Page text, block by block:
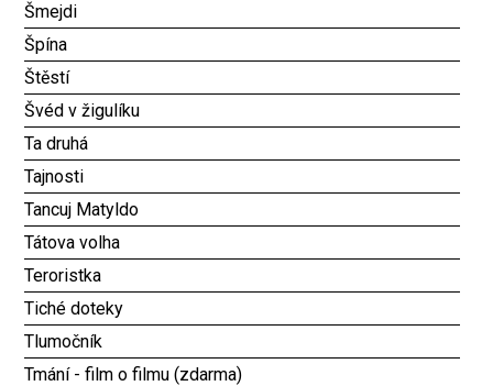
Šmejdi
Špína
Štěstí
Švéd v žigulíku
Ta druhá
Tajnosti
Tancuj Matyldo
Tátova volha
Teroristka
Tiché doteky
Tlumočník
Tmání - film o filmu (zdarma)